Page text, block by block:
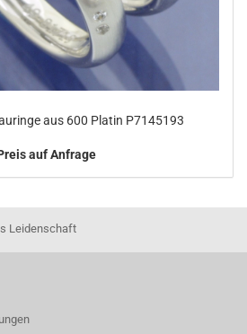
aus 600 Platin P7145193
auf Anfrage